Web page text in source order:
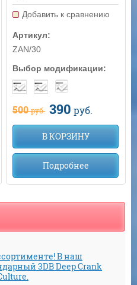
Добавить к сравнению
Артикул:
ZAN/30
Выбор модификации:
500руб. 390 руб.
В КОРЗИНУ
Подробнее
В наш
3DB Deep Crank